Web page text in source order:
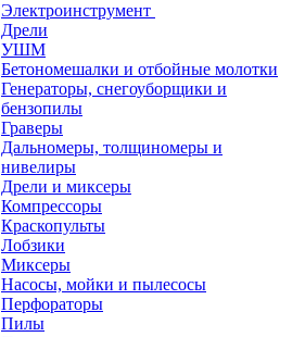
Электроинструмент
Дрели
УШМ
Бетономешалки и отбойные молотки
Генераторы, снегоуборщики и
бензопилы
Граверы
Дальномеры, толщиномеры и
нивелиры
Дрели и миксеры
Компрессоры
Краскопульты
Лобзики
Миксеры
Насосы, мойки и пылесосы
Перфораторы
Пилы